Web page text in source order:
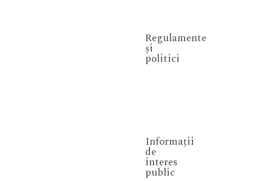
Regulamente
și
politici
Informații
de
interes
public